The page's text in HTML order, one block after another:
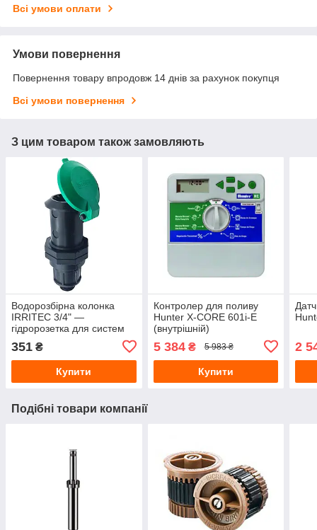
Всі умови оплати
Умови повернення
Повернення товару впродовж 14 днів за рахунок покупця
Всі умови повернення
З цим товаром також замовляють
Водорозбірна колонка
IRRITEC 3/4" —
гідророзетка для систем
351 ₴
Купити
Контролер для поливу
Hunter X-CORE 601i-E
(внутрішній)
5 384₴ 5 983 ₴
Купити
2
Подібні товари компанії